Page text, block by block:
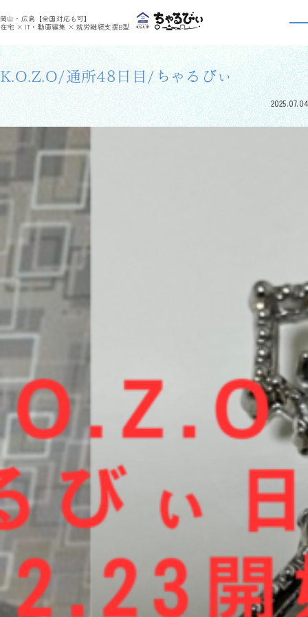
岡山・広島【全国対応も可】
在宅 × IT・動画編集 × 就労継続支援B型
利用者さんの日報 >
利用者さんの日報
K.O.Z.O/通所48日目/ちゃるびぃ
2025.07.04